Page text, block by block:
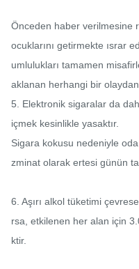
Önceden haber verilmesine
ocuklarını getirmekte ısrar
umlulukları tamamen
aklanan herhangi bir
5. Elektronik sigaralar da
içmek kesinlikle yasaktır.
Sigara kokusu nedeniyle
zminat olarak ertesi günün
6. Aşırı alkol tüketimi
rsa, etkilenen her alan için
ktir.